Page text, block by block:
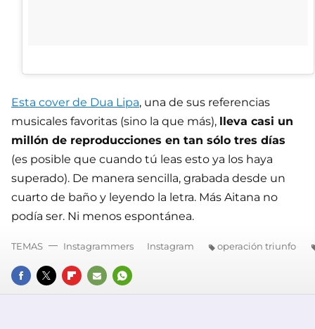
Esta cover de Dua Lipa, una de sus referencias
musicales favoritas (sino la que más), lleva casi un
millón de reproducciones en tan sólo tres días
(es posible que cuando tú leas esto ya los haya
superado). De manera sencilla, grabada desde un
cuarto de baño y leyendo la letra. Más Aitana no
podía ser. Ni menos espontánea.
FACEBOOK
TWITTERFLIPBOARD
E-
WHATSAPP
TEMAS Instagrammers Instagram operación triunfo